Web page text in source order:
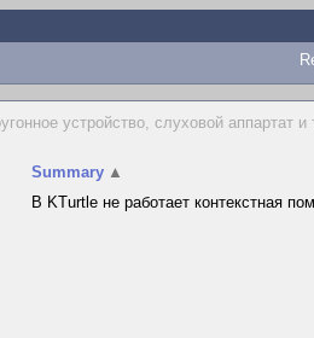
устройство, слуховой аппартат
Summary ▲
В KTurtle не работает контекстная